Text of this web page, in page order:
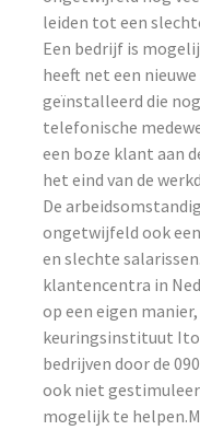
leiden tot een
Een bedrijf is
heeft net een
geïnstalleerd die
telefonische
een boze klant aan
het eind van de
De
ongetwijfeld ook
en slechte
klantencentra in
op een eigen
keuringsinstituut Ito
bedrijven door de
ook niet
mogelijk te